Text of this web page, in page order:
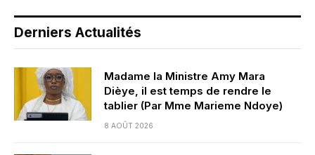
Derniers Actualités
Madame la Ministre Amy Mara
Dièye, il est temps de rendre le
tablier (Par Mme Marieme Ndoye)
8 AOÛT 2026